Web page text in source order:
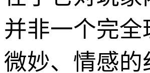
并非一个完
微妙、情感